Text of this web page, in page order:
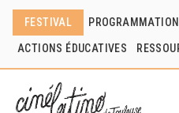
FESTIVAL PROGRAMMATION
ACTIONS ÉDUCATIVES